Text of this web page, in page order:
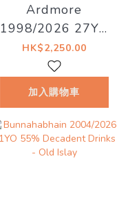
Ardmore
1998/2026 27YO
52.8% Decadent
Drinks - Decadent
Drams
HK$2,250.00
加入購物車